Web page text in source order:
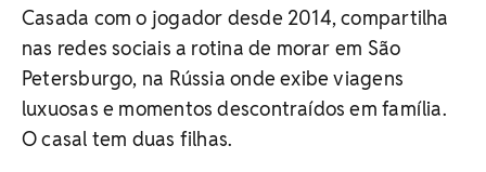
Casada com o jogador desde 2014, compartilha
nas redes sociais a rotina de morar em São
Petersburgo, na Rússia onde exibe viagens
luxuosas e momentos descontraídos em família.
O casal tem duas filhas.